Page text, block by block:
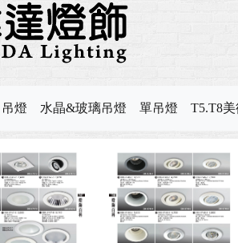
吊燈 水晶&玻璃吊燈 單吊燈 T5.T8